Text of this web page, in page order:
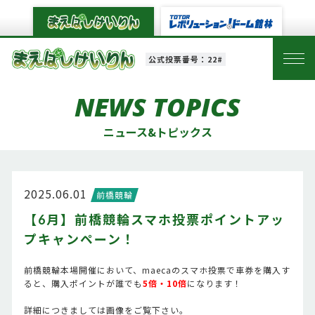
公式投票番号：22#
NEWS TOPICS
ニュース&トピックス
2025.06.01 前橋競輪
【6月】前橋競輪スマホ投票ポイントアッ
プキャンペーン！
前橋競輪本場開催において、maecaのスマホ投票で車券を購入す
ると、購入ポイントが誰でも5倍・10倍になります！
詳細につきましては画像をご覧下さい。